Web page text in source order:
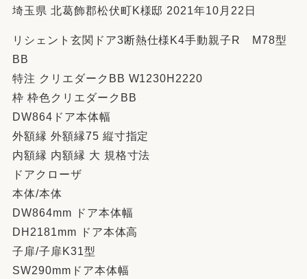
埼玉県 北葛飾郡松伏町K様邸 2021年10月22日
リシェント玄関ドア3断熱仕様K4手動親子R M78型
BB
特注 クリエダークBB W1230H2220
枠 枠色クリエダークBB
DW864ドア本体幅
外額縁 外額縁75 縦寸指定
内額縁 内額縁 大 規格寸法
ドアクローザ
本体/本体
DW864mm ドア本体幅
DH2181mm ドア本体高
子扉/子扉K31型
SW290mmドア本体幅